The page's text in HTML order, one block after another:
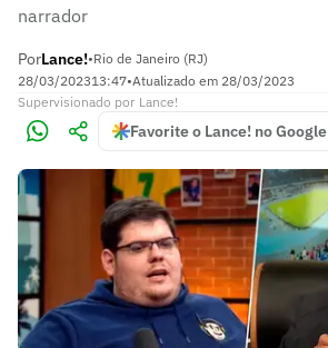
narrador
PorLance!•Rio de Janeiro (RJ)
28/03/202313:47•Atualizado em 28/03/2023
Supervisionado por Lance!
Favorite o Lance! no Google